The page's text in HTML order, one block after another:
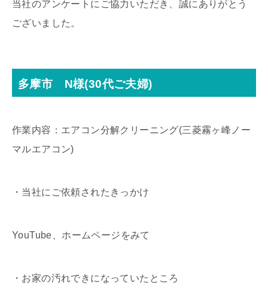
当社のアンケートにご協力いただき、誠にありがとう
ございました。
多摩市 N様(30代ご夫婦)
作業内容：エアコン分解クリーニング(三菱霧ヶ峰ノー
マルエアコン)
・当社にご依頼されたきっかけ
YouTube、ホームページをみて
・お家の汚れできになっていたところ